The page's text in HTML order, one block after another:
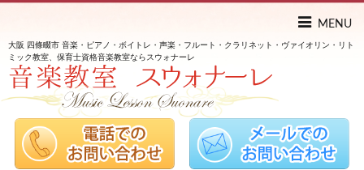
MENU
大阪 四條畷市 音楽・ピアノ・ボイトレ・声楽・フルート・クラリネット・ヴァイオリン・リト
ミック教室、保育士資格音楽教室ならスウォナーレ